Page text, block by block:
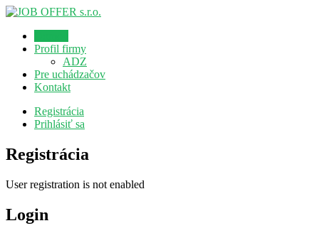
Profil firmy
ADZ
Pre uchádzačov
Kontakt
Registrácia
Prihlásiť sa
Registrácia
User registration is not enabled
Login